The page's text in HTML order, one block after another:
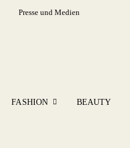
Presse und Medien
FASHION BEAUTY